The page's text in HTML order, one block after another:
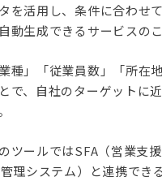
を活用し、条件に合わせ
動生成できるサービスのこ
種」「従業員数」「所在
で、自社のターゲットに
ツールではSFA（営業支
理システム）と連携でき